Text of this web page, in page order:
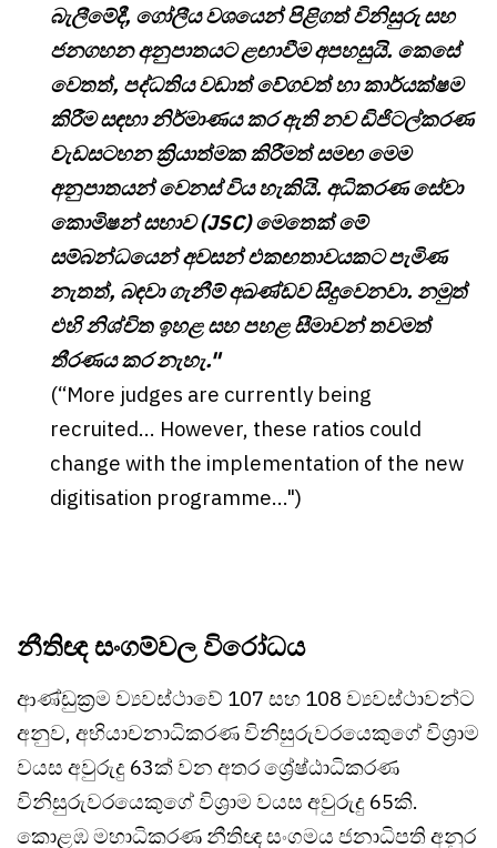
බැලීමේදී, ගෝලීය වශයෙන් පිළිගත් විනිසුරු සහ
ජනගහන අනුපාතයට ළඟාවීම අපහසුයි. කෙසේ
වෙතත්, පද්ධතිය වඩාත් වේගවත් හා කාර්යක්ෂම
කිරීම සඳහා නිර්මාණය කර ඇති නව ඩිජිටල්කරණ
වැඩසටහන ක්‍රියාත්මක කිරීමත් සමඟ මෙම
අනුපාතයන් වෙනස් විය හැකියි. අධිකරණ සේවා
කොමිෂන් සභාව (JSC) මෙතෙක් මේ
සම්බන්ධයෙන් අවසන් එකඟතාවයකට පැමිණ
නැතත්, බඳවා ගැනීම් අඛණ්ඩව සිදුවෙනවා. නමුත්
එහි නිශ්චිත ඉහළ සහ පහළ සීමාවන් තවමත්
තීරණය කර නැහැ."
(“More judges are currently being
recruited... However, these ratios could
change with the implementation of the new
digitisation programme...")
නීතිඥ සංගම්වල විරෝධය
ආණ්ඩුක්‍රම ව්‍යවස්ථාවේ 107 සහ 108 ව්‍යවස්ථාවන්ට
අනුව, අභියාචනාධිකරණ විනිසුරුවරයෙකුගේ විශ්‍රාම
වයස අවුරුදු 63ක් වන අතර ශ්‍රේෂ්ඨාධිකරණ
විනිසුරුවරයෙකුගේ විශ්‍රාම වයස අවුරුදු 65කි.
කොළඹ මහාධිකරණ නීතිඥ සංගමය ජනාධිපති අනුර